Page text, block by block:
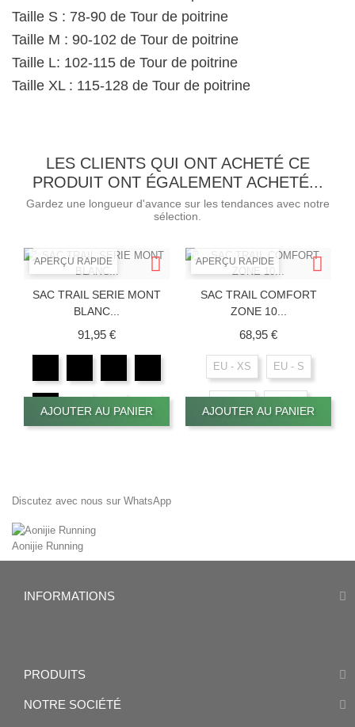
Taille S : 78-90 de Tour de poitrine
Taille M : 90-102 de Tour de poitrine
Taille L: 102-115 de Tour de poitrine
Taille XL : 115-128 de Tour de poitrine
LES CLIENTS QUI ONT ACHETÉ CE
PRODUIT ONT ÉGALEMENT ACHETÉ...
Gardez une longueur d'avance sur les tendances avec notre
sélection.
APERÇU RAPIDE
SAC TRAIL SERIE MONT
BLANC...
91,95 €Prix
AJOUTER AU PANIER
APERÇU RAPIDE
SAC TRAIL COMFORT
ZONE 10...
68,95 €Prix
EU - XS EU - S
AJOUTER AU PANIER
Discutez avec nous sur WhatsApp
Aonijie Running
INFORMATIONS
PRODUITS
NOTRE SOCIÉTÉ